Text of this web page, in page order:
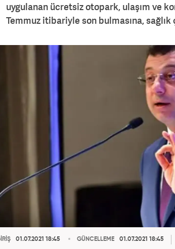
uygulanan ücretsiz otopark, ulaşım ve
Temmuz itibariyle son bulmasına,
01.07.2021 18:45 GÜNCELLEME 01.07.2021 18:45